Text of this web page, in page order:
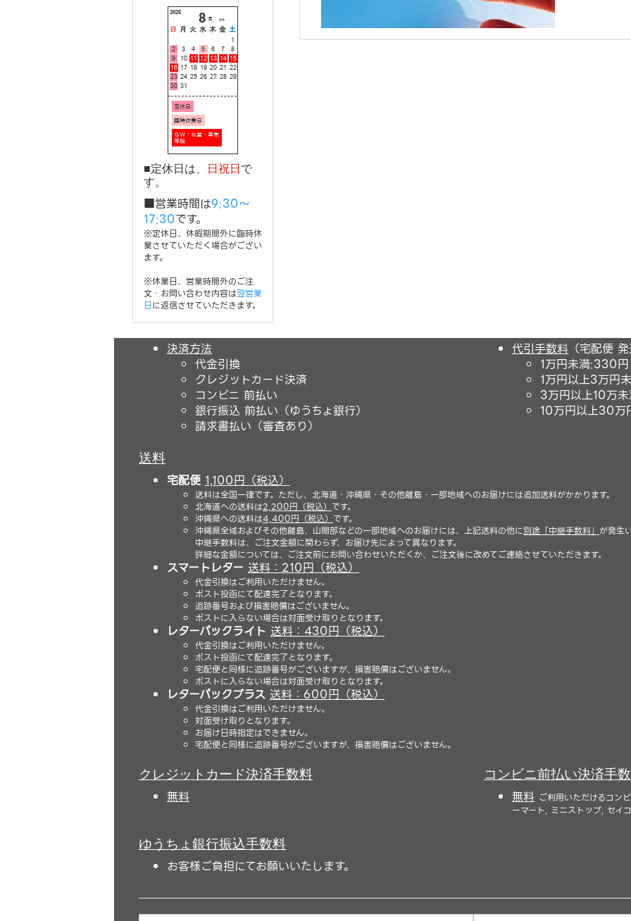
■定休日は、 日祝日で
す。
■営業時間は9:30～
17:30です。
※定休日、休暇期間外に臨時休
業させていただく場合がござい
ます。
※休業日、営業時間外のご注
文・お問い合わせ内容は翌営業
日に返信させていただきます。
決済方法
代金引換
クレジットカード決済
コンビニ 前払い
銀行振込 前払い（ゆうちょ銀行）
請求書払い（審査あり）
代引手数料 （宅配便
1万円未満:330
1万円以上3万円
3万円以上10万
10万円以上30万
送料
宅配便 1,100円（税込）
送料は全国一律です。ただし、北海道・沖縄県・その他離島・一部地域へのお届けには追加送料がかかります。
北海道への送料は2,200円（税込） です。
沖縄県への送料は4,400円（税込） です。
沖縄県全域およびその他離島、山間部などの一部地域へのお届けには、上記送料の他に別途「中継手数料」 が発生
中継手数料は、ご注文金額に関わらず、お届け先によって異なります。
詳細な金額については、ご注文前にお問い合わせいただくか、ご注文後に改めてご連絡させていただきます。
スマートレター 送料：210円（税込）
代金引換はご利用いただけません。
ポスト投函にて配達完了となります。
追跡番号および損害賠償はございません。
ポストに入らない場合は対面受け取りとなります。
レターパックライト 送料：430円（税込）
代金引換はご利用いただけません。
ポスト投函にて配達完了となります。
宅配便と同様に追跡番号がございますが、損害賠償はございません。
ポストに入らない場合は対面受け取りとなります。
レターパックプラス 送料：600円（税込）
代金引換はご利用いただけません。
対面受け取りとなります。
お届け日時指定はできません。
宅配便と同様に追跡番号がございますが、損害賠償はございません。
クレジットカード決済手数料
無料
コンビニ前払い決済手
無料 ご利用いただけるコン
ーマート, ミニストップ, セイ
ゆうちょ銀行振込手数料
お客様ご負担にてお願いいたします。